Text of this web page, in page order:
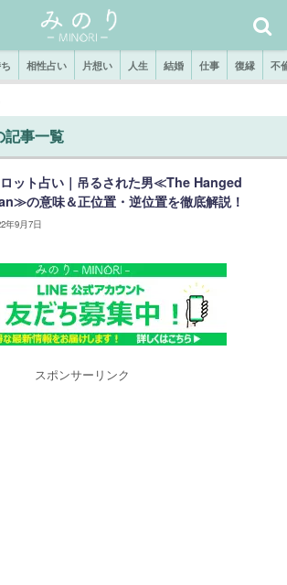
相性占い 片想い 人生 結婚 仕事 復縁 不
記事一覧
ット占い｜吊るされた男≪The Hanged
の意味＆正位置・逆位置を徹底解説！
年9月7日
スポンサーリンク